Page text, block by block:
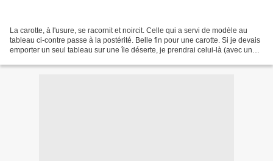
La carotte, à l'usure, se racornit et noircit. Celle qui a servi de modèle au
tableau ci-contre passe à la postérité. Belle fin pour une carotte. Si je devais
emporter un seul tableau sur une île déserte, je prendrai celui-là (avec un